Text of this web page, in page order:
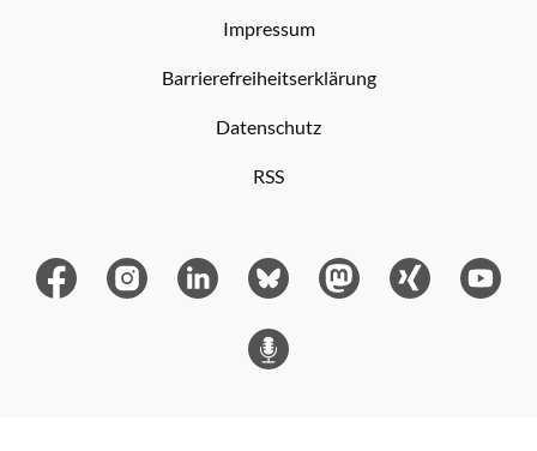
Impressum
Barrierefreiheitserklärung
Datenschutz
RSS